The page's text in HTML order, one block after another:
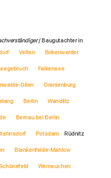
/ Baugutachter in
Velten Birkenwerder
Falkensee
Glien Oranienburg
Berlin Wandlitz
Bernau bei Berlin
Potsdam Rüdnitz
Blankenfelde-Mahlow
Werneuchen